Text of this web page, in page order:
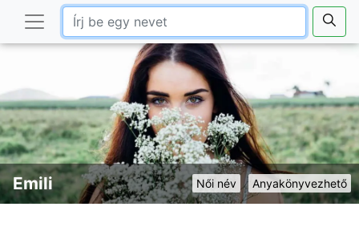
Anyakönyvezhető
Női név
Emili